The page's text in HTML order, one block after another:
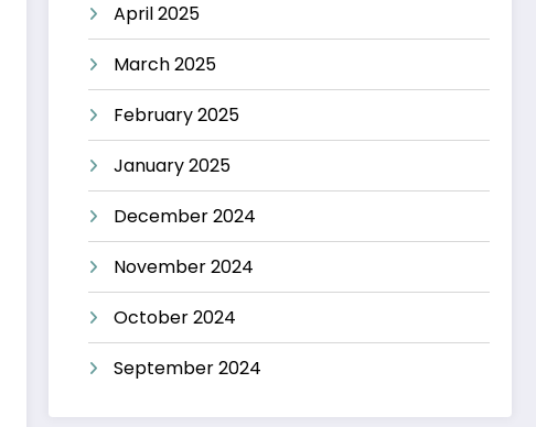
April 2025
March 2025
February 2025
January 2025
December 2024
November 2024
October 2024
September 2024